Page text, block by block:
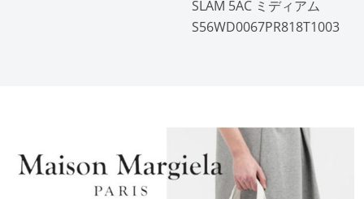
SLAM 5AC ミディアム
S56WD0067PR818T1003